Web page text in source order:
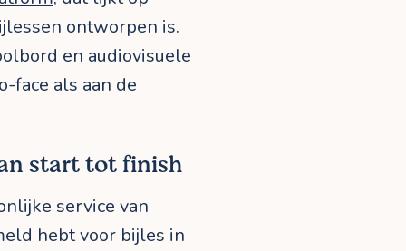
ontworpen is.
en audiovisuele
face als aan de
start tot finish
service van
hebt voor bijles in